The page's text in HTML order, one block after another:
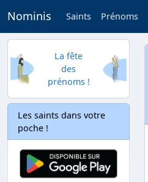
Nominis Saints Prénoms
La fête
des
prénoms !
Les saints dans votre
poche !